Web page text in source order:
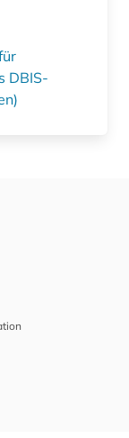
DBIS-